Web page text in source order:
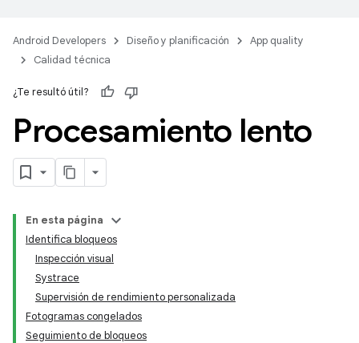
Android Developers Diseño y planificación
App quality
Calidad técnica
¿Te resultó útil?
Procesamiento lento
En esta página
Identifica bloqueos
Inspección visual
Systrace
Supervisión de rendimiento personalizada
Fotogramas congelados
Seguimiento de bloqueos